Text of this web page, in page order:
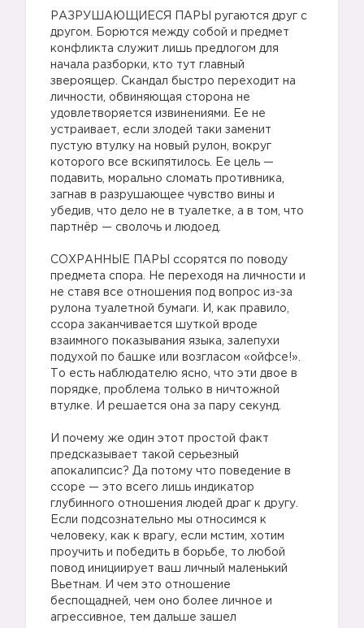
РАЗРУШАЮЩИЕСЯ ПАРЫ ругаются друг с
другом. Борются между собой и предмет
конфликта служит лишь предлогом для
начала разборки, кто тут главный
звероящер. Скандал быстро переходит на
личности, обвиняющая сторона не
удовлетворяется извинениями. Ее не
устраивает, если злодей таки заменит
пустую втулку на новый рулон, вокруг
которого все вскипятилось. Ее цель —
подавить, морально сломать противника,
загнав в разрушающее чувство вины и
убедив, что дело не в туалетке, а в том, что
партнёр — сволочь и людоед.
СОХРАННЫЕ ПАРЫ ссорятся по поводу
предмета спора. Не переходя на личности и
не ставя все отношения под вопрос из-за
рулона туалетной бумаги. И, как правило,
ссора заканчивается шуткой вроде
взаимного показывания языка, залепухи
подухой по башке или возгласом «ойфсе!».
То есть наблюдателю ясно, что эти двое в
порядке, проблема только в ничтожной
втулке. И решается она за пару секунд.
И почему же один этот простой факт
предсказывает такой серьезный
апокалипсис? Да потому что поведение в
ссоре — это всего лишь индикатор
глубинного отношения людей драг к другу.
Если подсознательно мы относимся к
человеку, как к врагу, если мстим, хотим
проучить и победить в борьбе, то любой
повод инициирует ваш личный маленький
Вьетнам. И чем это отношение
беспощадней, чем оно более личное и
агрессивное, тем дальше зашел